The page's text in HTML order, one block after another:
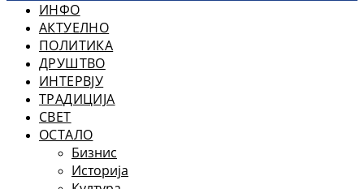
ИНФО
АКТУЕЛНО
ПОЛИТИКА
ДРУШТВО
ИНТЕРВЈУ
ТРАДИЦИЈА
СВЕТ
ОСТАЛО
Бизнис
Историја